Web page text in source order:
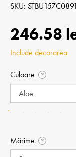
SKU
246.58
Include decorarea
Culoare ?
Mărime ?